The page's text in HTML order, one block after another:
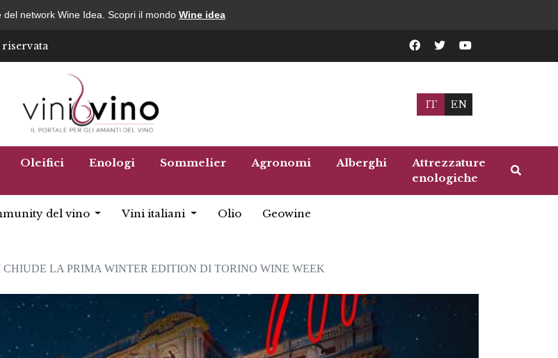
del network Wine Idea. Scopri il mondo Wine idea
riservata
IT EN
Oleifici Enologi Sommelier Agronomi Alberghi
Attrezzature
enologiche
del vino Vini italiani Olio Geowine
CHIUDE LA PRIMA WINTER EDITION DI TORINO WINE WEEK